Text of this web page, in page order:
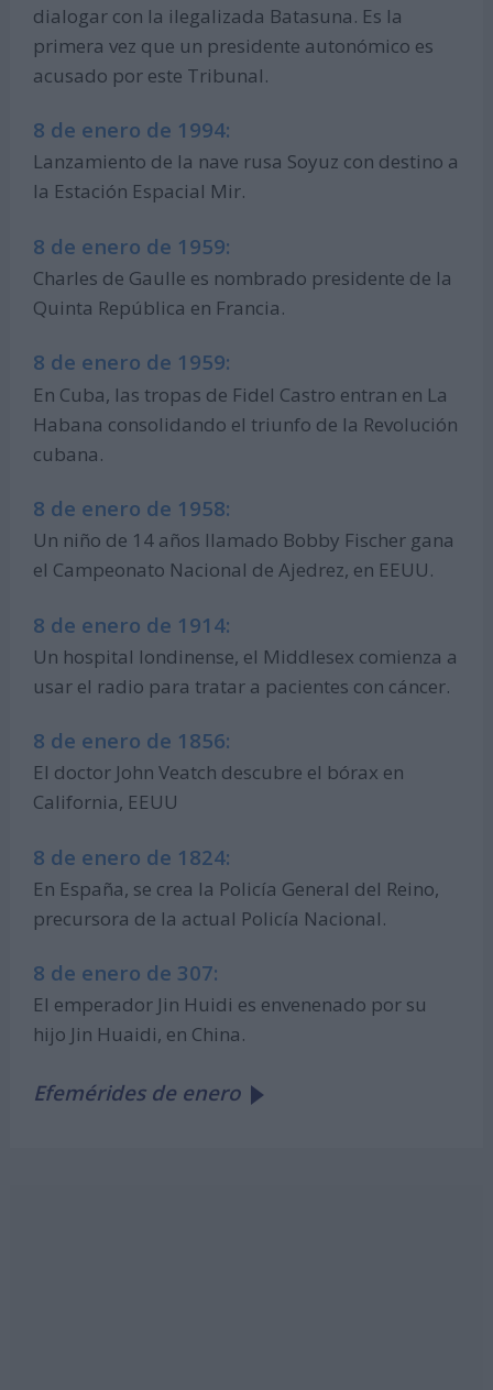
dialogar con la ilegalizada Batasuna. Es la
primera vez que un presidente autonómico es
acusado por este Tribunal.
8 de enero de 1994:
Lanzamiento de la nave rusa Soyuz con destino a
la Estación Espacial Mir.
8 de enero de 1959:
Charles de Gaulle es nombrado presidente de la
Quinta República en Francia.
8 de enero de 1959:
En Cuba, las tropas de Fidel Castro entran en La
Habana consolidando el triunfo de la Revolución
cubana.
8 de enero de 1958:
Un niño de 14 años llamado Bobby Fischer gana
el Campeonato Nacional de Ajedrez, en EEUU.
8 de enero de 1914:
Un hospital londinense, el Middlesex comienza a
usar el radio para tratar a pacientes con cáncer.
8 de enero de 1856:
El doctor John Veatch descubre el bórax en
California, EEUU
8 de enero de 1824:
En España, se crea la Policía General del Reino,
precursora de la actual Policía Nacional.
8 de enero de 307:
El emperador Jin Huidi es envenenado por su
hijo Jin Huaidi, en China.
Efemérides de enero